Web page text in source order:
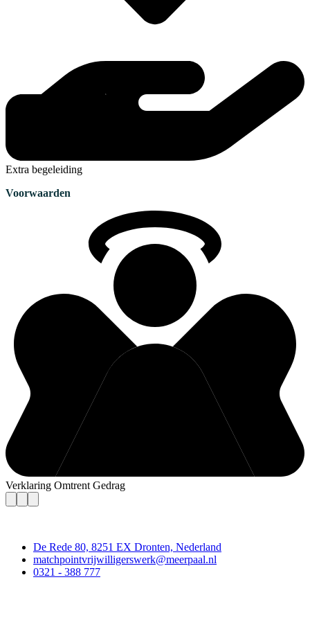
Extra begeleiding
Voorwaarden
Verklaring Omtrent Gedrag
De Rede 80, 8251 EX Dronten, Nederland
matchpointvrijwilligerswerk@meerpaal.nl
0321 - 388 777